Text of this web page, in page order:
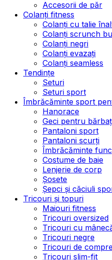
Accesorii de păr
Colanți fitness
Colanți cu talie
Colanți scrunch
Colanți negri
Colanți evazați
Colanți seamless
Tendințe
Seturi
Seturi sport
Îmbrăcăminte sport
Hanorace
Geci pentru
Pantaloni sport
Pantaloni scurți
Îmbrăcăminte
Costume de baie
Lenjerie de corp
Șosete
Șepci și căciuli
Tricouri și topuri
Maiouri fitness
Tricouri oversized
Tricouri cu
Tricouri negre
Tricouri de
Tricouri slim-fit